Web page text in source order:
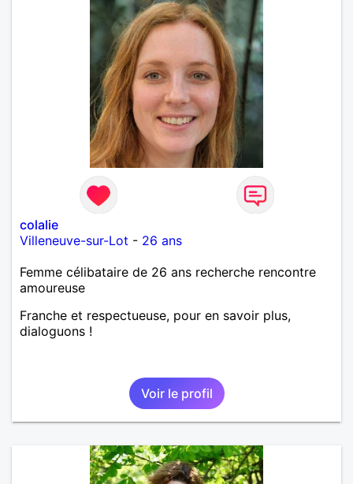
humour et le dialogue qui est la base d une bonne
colalie
Villeneuve-sur-Lot - 26 ans
Femme célibataire de 26 ans recherche rencontre
amoureuse
Franche et respectueuse, pour en savoir plus,
dialoguons !
Voir le profil